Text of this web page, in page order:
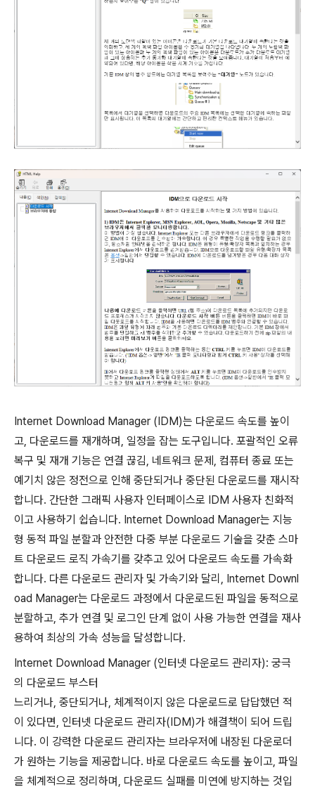
Internet Download Manager (IDM)는 다운로드 속도를 높이
고, 다운로드를 재개하며, 일정을 잡는 도구입니다. 포괄적인 오류
복구 및 재개 기능은 연결 끊김, 네트워크 문제, 컴퓨터 종료 또는
예기치 않은 정전으로 인해 중단되거나 중단된 다운로드를 재시작
합니다. 간단한 그래픽 사용자 인터페이스로 IDM 사용자 친화적
이고 사용하기 쉽습니다. Internet Download Manager는 지능
형 동적 파일 분할과 안전한 다중 부분 다운로드 기술을 갖춘 스마
트 다운로드 로직 가속기를 갖추고 있어 다운로드 속도를 가속화
합니다. 다른 다운로드 관리자 및 가속기와 달리, Internet Downl
oad Manager는 다운로드 과정에서 다운로드된 파일을 동적으로
분할하고, 추가 연결 및 로그인 단계 없이 사용 가능한 연결을 재사
용하여 최상의 가속 성능을 달성합니다.
Internet Download Manager (인터넷 다운로드 관리자): 궁극
의 다운로드 부스터
느리거나, 중단되거나, 체계적이지 않은 다운로드로 답답했던 적
이 있다면, 인터넷 다운로드 관리자(IDM)가 해결책이 되어 드립
니다. 이 강력한 다운로드 관리자는 브라우저에 내장된 다운로더
가 원하는 기능을 제공합니다. 바로 다운로드 속도를 높이고, 파일
을 체계적으로 정리하며, 다운로드 실패를 미연에 방지하는 것입